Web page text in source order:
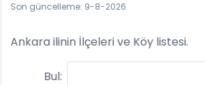
Son güncelleme: 9-8-2026
Ankara ilinin İlçeleri ve Köy listesi.
Bul: